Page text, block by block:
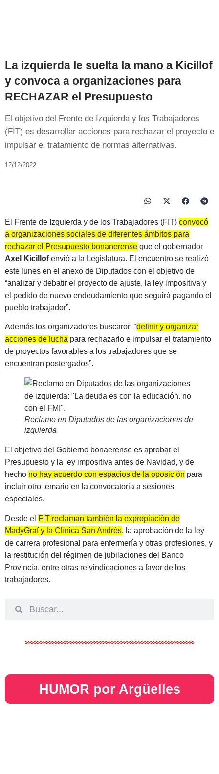
La izquierda le suelta la mano a Kicillof
y convoca a organizaciones para
RECHAZAR el Presupuesto
El objetivo del Frente de Izquierda y los Trabajadores
(FIT) es desarrollar acciones para rechazar el proyecto e
impulsar el tratamiento de normas alternativas.
12/12/2022
El Frente de Izquierda y de los Trabajadores (FIT) convocó
a organizaciones sociales de diferentes ámbitos para
rechazar el Presupuesto bonanerense que el gobernador
Axel Kicillofenvió a la Legislatura. El encuentro se realizó
este lunes en el anexo de Diputados con el objetivo de
“analizar y debatir el proyecto de ajuste, la ley impositiva y
el pedido de nuevo endeudamiento que seguirá pagando el
pueblo trabajador”.
Además los organizadores buscaron “definir y organizar
acciones de lucha para rechazarlo e impulsar el tratamiento
de proyectos favorables a los trabajadores que se
encuentran postergados”.
Reclamo en Diputados de las organizaciones de
izquierda
El objetivo del Gobierno bonaerense es aprobar el
Presupuesto y la ley impositiva antes de Navidad, y de
hecho no hay acuerdo con espacios de la oposición para
incluir otro temario en la convocatoria a sesiones
especiales.
Desde el FIT reclaman también la expropiación de
MadyGraf y la Clínica San Andrés, la aprobación de la ley
de carrera profesional para enfermería y otras profesiones, y
la restitución del régimen de jubilaciones del Banco
Provincia, entre otras reivindicaciones a favor de los
trabajadores.
HUMOR por Argüelles​